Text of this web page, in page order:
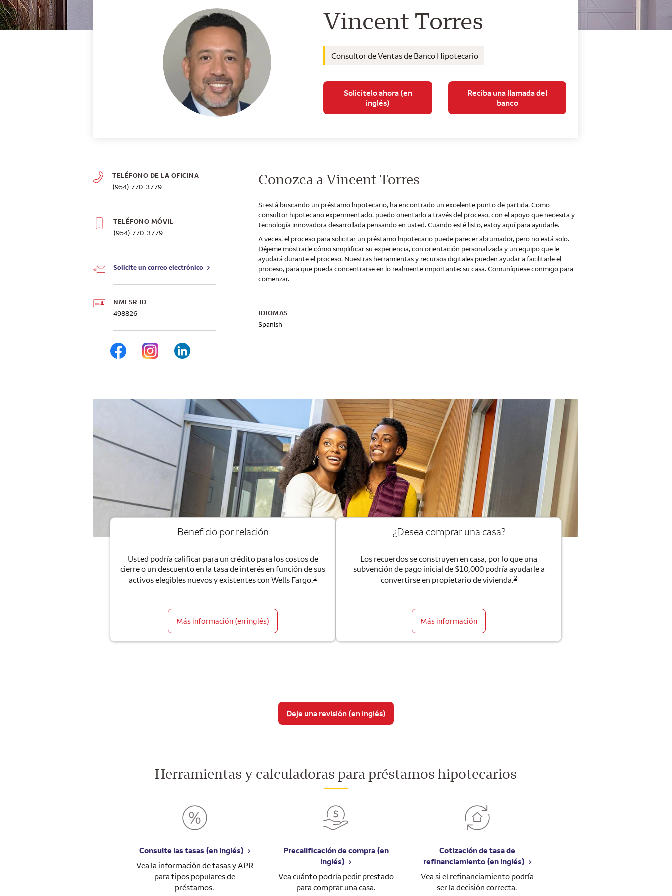
Consultor de Wells Fargo Home
Vincent Torres
Consultor de Ventas de Banco Hipotecario
Solicitelo ahora (en
inglés)
Reciba una llamada del
banco
TELÉFONO DE LA OFICINA
(954) 770-3779
TELÉFONO MÓVIL
(954) 770-3779
Solicite un correo electrónico
NMLSR ID
498826
Conozca a Vincent Torres
Si está buscando un préstamo hipotecario, ha encontrado un excelente punto de partida. Como
consultor hipotecario experimentado, puedo orientarlo a través del proceso, con el apoyo que necesita y
tecnología innovadora desarrollada pensando en usted. Cuando esté listo, estoy aquí para ayudarle.
A veces, el proceso para solicitar un préstamo hipotecario puede parecer abrumador, pero no está solo.
Déjeme mostrarle cómo simplificar su experiencia, con orientación personalizada y un equipo que le
ayudará durante el proceso. Nuestras herramientas y recursos digitales pueden ayudar a facilitarle el
proceso, para que pueda concentrarse en lo realmente importante: su casa. Comuníquese conmigo para
comenzar.
IDIOMAS
Spanish
Beneficio por relación
Usted podría calificar para un crédito para los costos de
cierre o un descuento en la tasa de interés en función de sus
activos elegibles nuevos y existentes con Wells Fargo.1
Más información (en inglés)
¿Desea comprar una casa?
Los recuerdos se construyen en casa, por lo que una
subvención de pago inicial de $10,000 podría ayudarle a
convertirse en propietario de vivienda.2
Más información
Deje una revisión (en inglés)
Herramientas y calculadoras para préstamos hipotecarios
Consulte las tasas (en inglés)
Vea la información de tasas y APR
para tipos populares de
préstamos.
Precalificación de compra (en
inglés)
Vea cuánto podría pedir prestado
para comprar una casa.
Cotización de tasa de
refinanciamiento (en inglés)
Vea si el refinanciamiento podría
ser la decisión correcta.